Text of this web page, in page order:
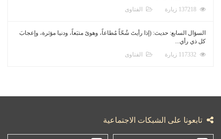
الفتاوى
السؤال السابع: حديث: (إذا رأيتَ شُحّاً مُطاعاً، وهوىً متبَعاً، ودنيا مؤثرة، وإعجابَ
كل ذي رأي...
الفتاوى
تابعونا على الشبكات الاجتماعية